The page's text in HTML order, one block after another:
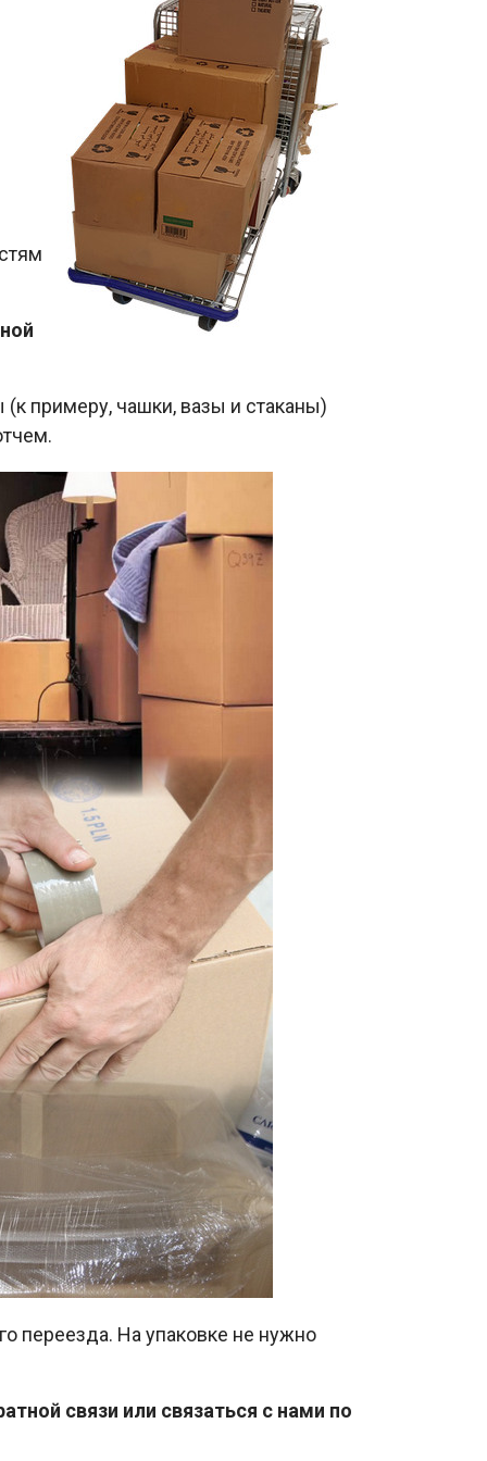
примеру, чашки, вазы и стаканы)
переезда. На упаковке не нужно
связи или связаться с нами по